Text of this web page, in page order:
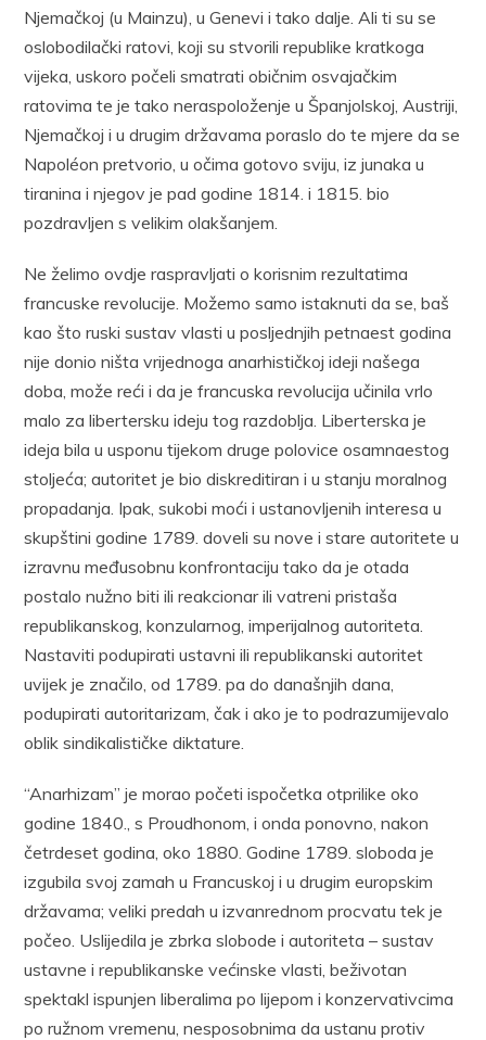
Njemačkoj (u Mainzu), u Genevi i tako dalje. Ali ti su se
oslobodilački ratovi, koji su stvorili republike kratkoga
vijeka, uskoro počeli smatrati običnim osvajačkim
ratovima te je tako neraspoloženje u Španjolskoj, Austriji,
Njemačkoj i u drugim državama poraslo do te mjere da se
Napoléon pretvorio, u očima gotovo sviju, iz junaka u
tiranina i njegov je pad godine 1814. i 1815. bio
pozdravljen s velikim olakšanjem.
Ne želimo ovdje raspravljati o korisnim rezultatima
francuske revolucije. Možemo samo istaknuti da se, baš
kao što ruski sustav vlasti u posljednjih petnaest godina
nije donio ništa vrijednoga anarhističkoj ideji našega
doba, može reći i da je francuska revolucija učinila vrlo
malo za libertersku ideju tog razdoblja. Liberterska je
ideja bila u usponu tijekom druge polovice osamnaestog
stoljeća; autoritet je bio diskreditiran i u stanju moralnog
propadanja. Ipak, sukobi moći i ustanovljenih interesa u
skupštini godine 1789. doveli su nove i stare autoritete u
izravnu međusobnu konfrontaciju tako da je otada
postalo nužno biti ili reakcionar ili vatreni pristaša
republikanskog, konzularnog, imperijalnog autoriteta.
Nastaviti podupirati ustavni ili republikanski autoritet
uvijek je značilo, od 1789. pa do današnjih dana,
podupirati autoritarizam, čak i ako je to podrazumijevalo
oblik sindikalističke diktature.
“Anarhizam” je morao početi ispočetka otprilike oko
godine 1840., s Proudhonom, i onda ponovno, nakon
četrdeset godina, oko 1880. Godine 1789. sloboda je
izgubila svoj zamah u Francuskoj i u drugim europskim
državama; veliki predah u izvanrednom procvatu tek je
počeo. Uslijedila je zbrka slobode i autoriteta – sustav
ustavne i republikanske većinske vlasti, beživotan
spektakl ispunjen liberalima po lijepom i konzervativcima
po ružnom vremenu, nesposobnima da ustanu protiv